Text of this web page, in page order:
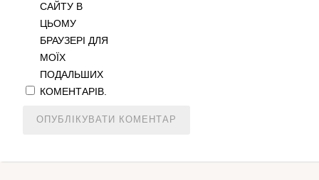
САЙТУ В
ЦЬОМУ
БРАУЗЕРІ ДЛЯ
МОЇХ
ПОДАЛЬШИХ
КОМЕНТАРІВ.